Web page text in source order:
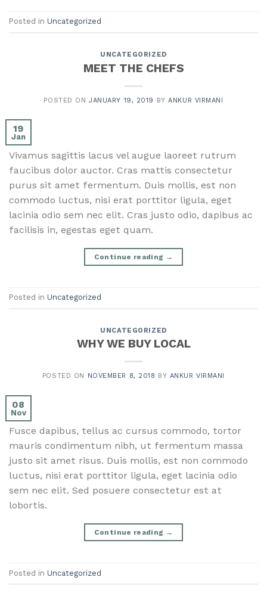
Posted in Uncategorized
UNCATEGORIZED
MEET THE CHEFS
POSTED ONJANUARY 19, 2019 BYANKUR VIRMANI
19
Jan
Vivamus sagittis lacus vel augue laoreet rutrum
faucibus dolor auctor. Cras mattis consectetur
purus sit amet fermentum. Duis mollis, est non
commodo luctus, nisi erat porttitor ligula, eget
lacinia odio sem nec elit. Cras justo odio, dapibus ac
facilisis in, egestas eget quam.
Continue reading →
Posted in Uncategorized
UNCATEGORIZED
WHY WE BUY LOCAL
POSTED ON NOVEMBER 8, 2018 BY ANKUR VIRMANI
08
Nov
Fusce dapibus, tellus ac cursus commodo, tortor
mauris condimentum nibh, ut fermentum massa
justo sit amet risus. Duis mollis, est non commodo
luctus, nisi erat porttitor ligula, eget lacinia odio
sem nec elit. Sed posuere consectetur est at
lobortis.
Continue reading →
Posted in Uncategorized